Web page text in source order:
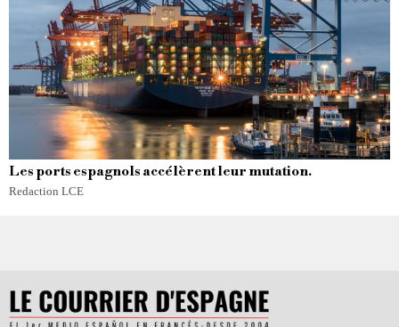
Les ports espagnols accélèrent leur mutation.
Redaction LCE